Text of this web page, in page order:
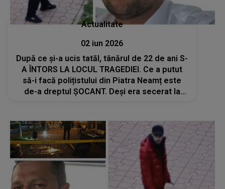
Actualitate
02 iun 2026
După ce și-a ucis tatăl, tânărul de 22 de ani S-
A ÎNTORS LA LOCUL TRAGEDIEI. Ce a putut
să-i facă polițistului din Piatra Neamț este
de-a dreptul ȘOCANT. Deși era secerat la